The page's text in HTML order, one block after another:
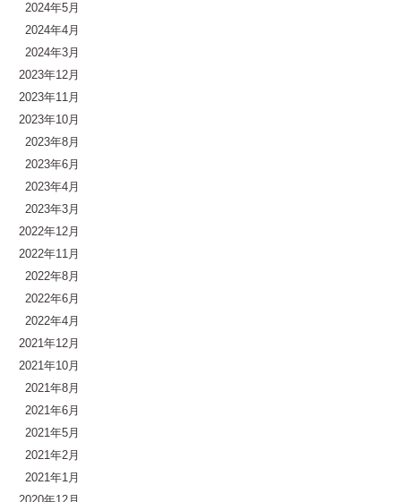
2024年5月
2024年4月
2024年3月
2023年12月
2023年11月
2023年10月
2023年8月
2023年6月
2023年4月
2023年3月
2022年12月
2022年11月
2022年8月
2022年6月
2022年4月
2021年12月
2021年10月
2021年8月
2021年6月
2021年5月
2021年2月
2021年1月